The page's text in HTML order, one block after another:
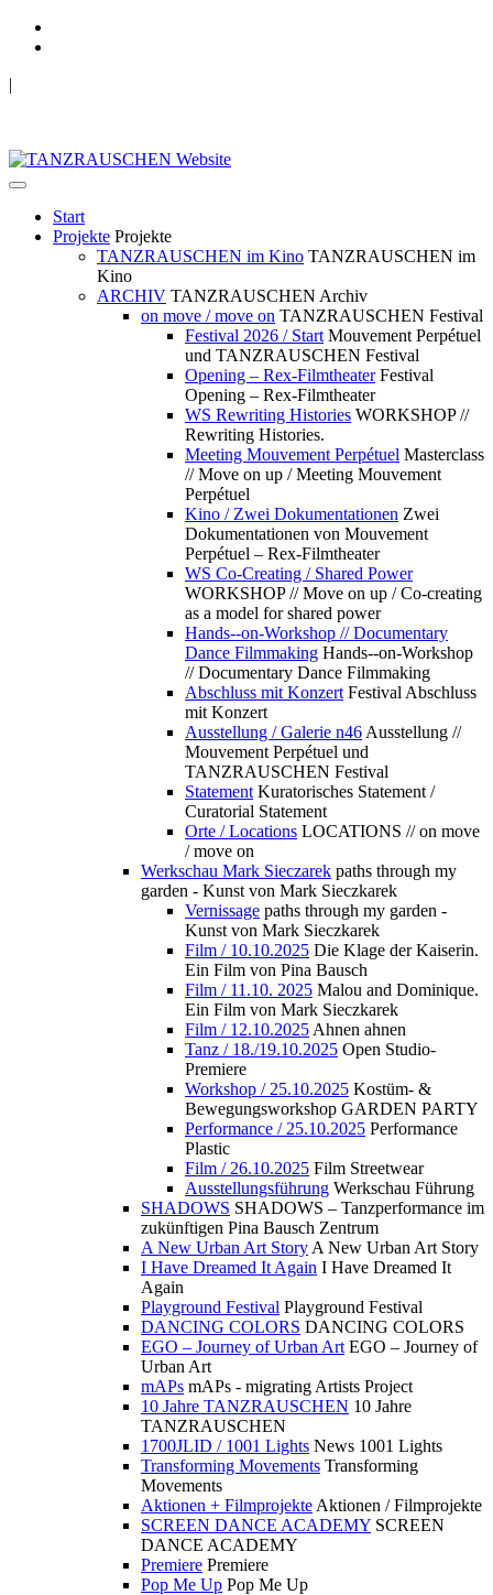
|
Start
Projekte Projekte
TANZRAUSCHEN im Kino TANZRAUSCHEN im
Kino
ARCHIV TANZRAUSCHEN Archiv
on move / move on TANZRAUSCHEN Festival
Festival 2026 / Start Mouvement Perpétuel
und TANZRAUSCHEN Festival
Opening – Rex-Filmtheater Festival
Opening – Rex-Filmtheater
WS Rewriting Histories WORKSHOP //
Rewriting Histories.
Meeting Mouvement Perpétuel Masterclass
// Move on up / Meeting Mouvement
Perpétuel
Kino / Zwei Dokumentationen Zwei
Dokumentationen von Mouvement
Perpétuel – Rex-Filmtheater
WS Co-Creating / Shared Power
WORKSHOP // Move on up / Co-creating
as a model for shared power
Hands--on-Workshop // Documentary
Dance Filmmaking Hands--on-Workshop
// Documentary Dance Filmmaking
Abschluss mit Konzert Festival Abschluss
mit Konzert
Ausstellung / Galerie n46 Ausstellung //
Mouvement Perpétuel und
TANZRAUSCHEN Festival
Statement Kuratorisches Statement /
Curatorial Statement
Orte / Locations LOCATIONS // on move
/ move on
Werkschau Mark Sieczarek paths through my
garden - Kunst von Mark Sieczkarek
Vernissage paths through my garden -
Kunst von Mark Sieczkarek
Film / 10.10.2025 Die Klage der Kaiserin.
Ein Film von Pina Bausch
Film / 11.10. 2025 Malou and Dominique.
Ein Film von Mark Sieczkarek
Film / 12.10.2025 Ahnen ahnen
Tanz / 18./19.10.2025 Open Studio-
Premiere
Workshop / 25.10.2025 Kostüm- &
Bewegungsworkshop GARDEN PARTY
Performance / 25.10.2025 Performance
Plastic
Film / 26.10.2025 Film Streetwear
Ausstellungsführung Werkschau Führung
SHADOWS SHADOWS – Tanzperformance im
zukünftigen Pina Bausch Zentrum
A New Urban Art Story A New Urban Art Story
I Have Dreamed It Again I Have Dreamed It
Again
Playground Festival Playground Festival
DANCING COLORS DANCING COLORS
EGO – Journey of Urban Art EGO – Journey of
Urban Art
mAPs mAPs - migrating Artists Project
10 Jahre TANZRAUSCHEN 10 Jahre
TANZRAUSCHEN
1700JLID / 1001 Lights News 1001 Lights
Transforming Movements Transforming
Movements
Aktionen + Filmprojekte Aktionen / Filmprojekte
SCREEN DANCE ACADEMY SCREEN
DANCE ACADEMY
Premiere Premiere
Pop Me Up Pop Me Up